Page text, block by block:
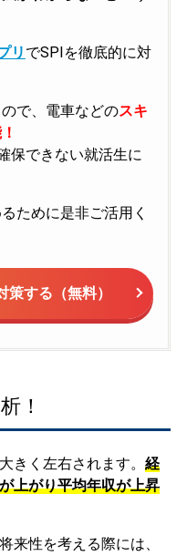
リ でSPIを徹底的に対
で、電車などのスキ
保できない就活生に
ために是非ご活用く
する（無料）
！
きく左右されます。 経
上がり平均年収が上昇
来性を考える際には、